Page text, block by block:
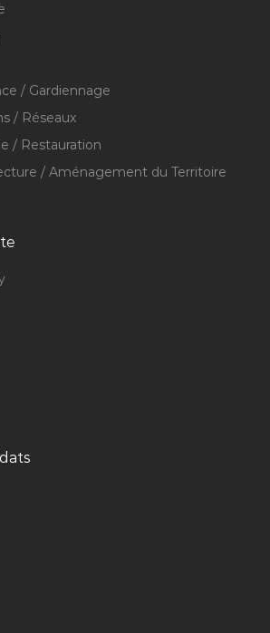
/ Gardiennage
/ Réseaux
/ Restauration
/ Aménagement du Territoire